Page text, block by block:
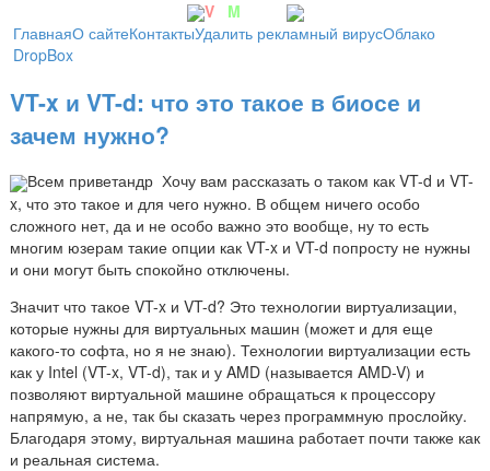
Virt M
ГлавнаяО сайтеКонтактыУдалить рекламный вирусОблако
DropBox
VT-x и VT-d: что это такое в биосе и
зачем нужно?
Всем приветандр Хочу вам рассказать о таком как VT-d и VT-
x, что это такое и для чего нужно. В общем ничего особо
сложного нет, да и не особо важно это вообще, ну то есть
многим юзерам такие опции как VT-x и VT-d попросту не нужны
и они могут быть спокойно отключены.
Значит что такое VT-x и VT-d? Это технологии виртуализации,
которые нужны для виртуальных машин (может и для еще
какого-то софта, но я не знаю). Технологии виртуализации есть
как у Intel (VT-x, VT-d), так и у AMD (называется AMD-V) и
позволяют виртуальной машине обращаться к процессору
напрямую, а не, так бы сказать через программную прослойку.
Благодаря этому, виртуальная машина работает почти также как
и реальная система.